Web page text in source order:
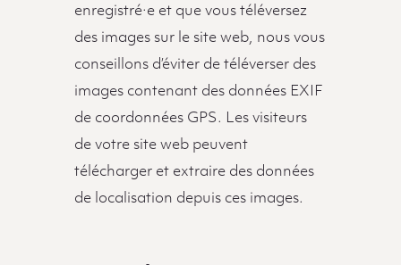
enregistré·e et que vous téléversez
des images sur le site web, nous vous
conseillons d’éviter de téléverser des
images contenant des données EXIF
de coordonnées GPS. Les visiteurs
de votre site web peuvent
télécharger et extraire des données
de localisation depuis ces images.